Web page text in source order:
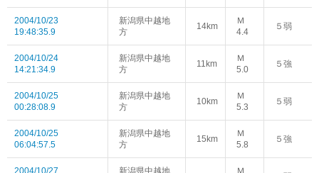
2004/10/23
19:48:35.9
新潟県中越地
方
14km
Ｍ
4.4
５弱
2004/10/24
14:21:34.9
新潟県中越地
方
11km
Ｍ
5.0
５強
2004/10/25
00:28:08.9
新潟県中越地
方
10km
Ｍ
5.3
５弱
2004/10/25
06:04:57.5
新潟県中越地
方
15km
Ｍ
5.8
５強
2004/10/27 新潟県中越地 Ｍ